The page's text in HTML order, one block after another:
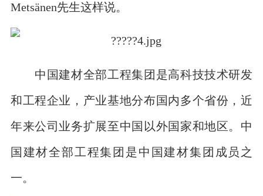
Metsänen先生这样说。
中国建材全部工程集团是高科技技术研发
和工程企业，产业基地分布国内多个省份，近
年来公司业务扩展至中国以外国家和地区。中
国建材全部工程集团是中国建材集团成员之
一。